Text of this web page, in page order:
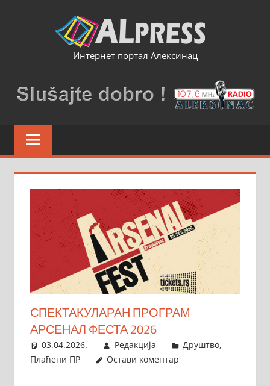
Интернет портал Алексинац
СПЕКТАКУЛАРАН ПРОГРАМ
АРСЕНАЛ ФЕСТА 2026
03.04.2026. Редакција Друштво,
Плаћени ПР
Остави коментар